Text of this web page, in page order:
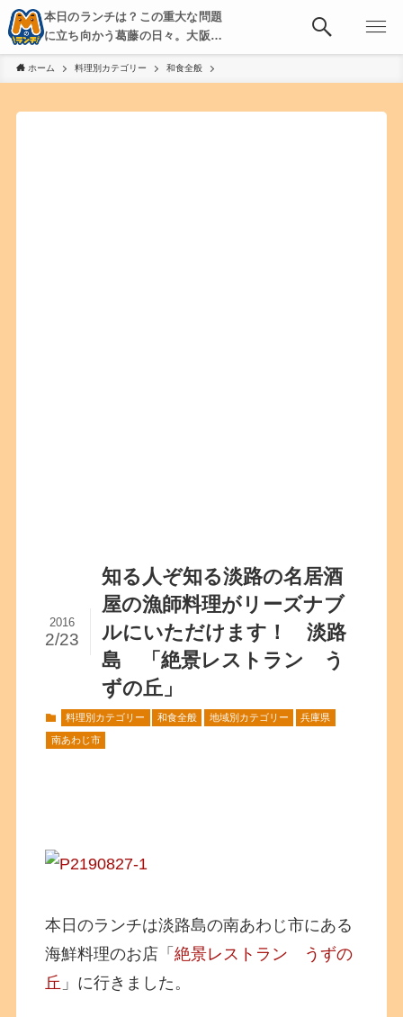
本日のランチは？この重大な問題
に立ち向かう葛藤の日々。大阪・
京都・神戸を中心とした食べ歩
き、飲み歩きを綴る。
ホーム 料理別カテゴリー 和食全般
知る人ぞ知る淡路の名居酒
屋の漁師料理がリーズナブ
ルにいただけます！ 淡路
島 「絶景レストラン う
ずの丘」
2016
2/23
料理別カテゴリー 和食全般 地域別カテゴリー 兵庫県
南あわじ市
本日のランチは淡路島の南あわじ市にある
海鮮料理のお店「絶景レストラン うずの
丘 」に行きました。